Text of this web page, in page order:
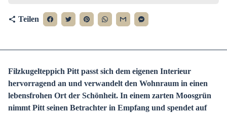
share Teilen
Filzkugelteppich Pitt passt sich dem eigenen Interieur
hervorragend an und verwandelt den Wohnraum in einen
lebensfrohen Ort der Schönheit. In einem zarten Moosgrün
nimmt Pitt seinen Betrachter in Empfang und spendet auf